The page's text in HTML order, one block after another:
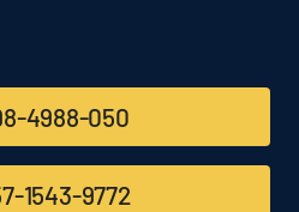
4988-050
1543-9772